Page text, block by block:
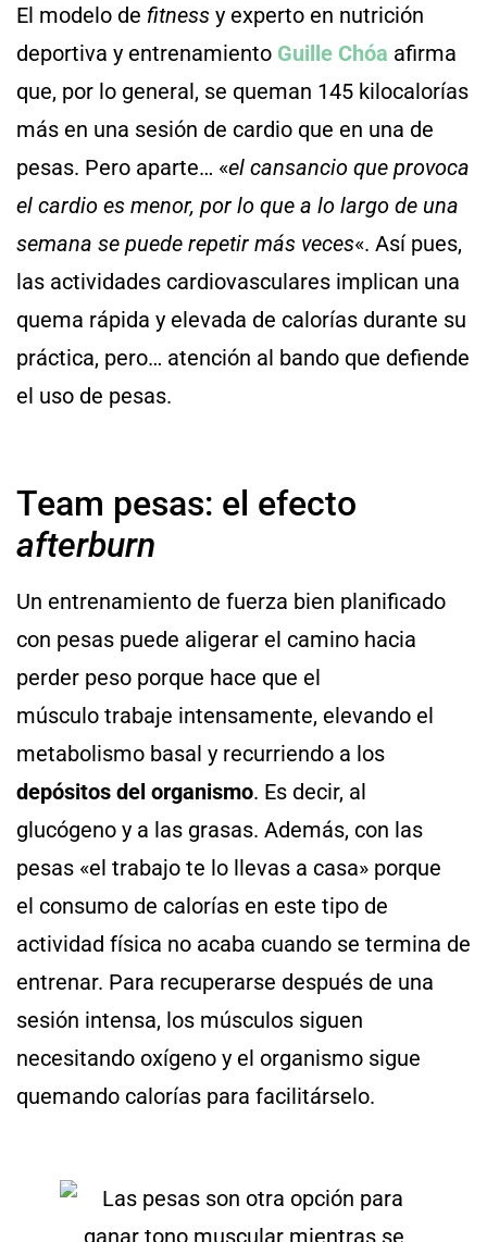
El modelo de fitness y experto en nutrición
deportiva y entrenamiento Guille Chóa afirma
que, por lo general, se queman 145 kilocalorías
más en una sesión de cardio que en una de
pesas. Pero aparte… «el cansancio que provoca
el cardio es menor, por lo que a lo largo de una
semana se puede repetir más veces«. Así pues,
las actividades cardiovasculares implican una
quema rápida y elevada de calorías durante su
práctica, pero… atención al bando que defiende
el uso de pesas.
Team pesas: el efecto
afterburn
Un entrenamiento de fuerza bien planificado
con pesas puede aligerar el camino hacia
perder peso porque hace que el
músculo trabaje intensamente, elevando el
metabolismo basal y recurriendo a los
depósitos del organismo. Es decir, al
glucógeno y a las grasas. Además, con las
pesas «el trabajo te lo llevas a casa» porque
el consumo de calorías en este tipo de
actividad física no acaba cuando se termina de
entrenar. Para recuperarse después de una
sesión intensa, los músculos siguen
necesitando oxígeno y el organismo sigue
quemando calorías para facilitárselo.